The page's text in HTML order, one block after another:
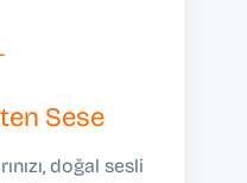
Sese
doğal sesli